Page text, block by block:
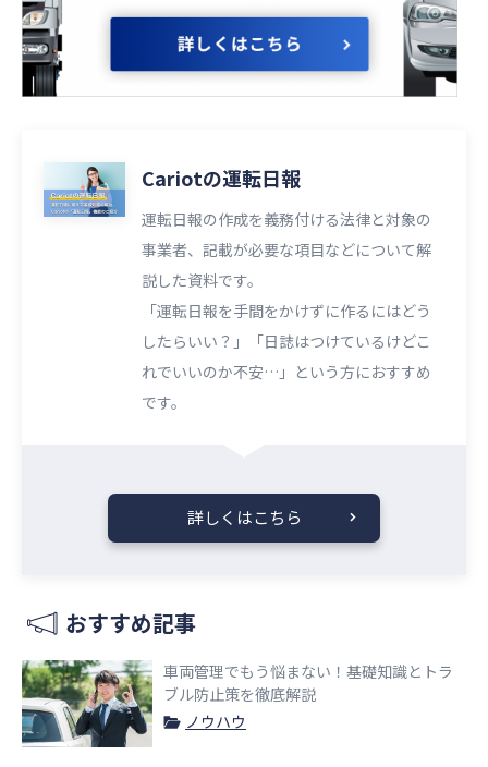
Cariotの運転日報
運転日報の作成を義務付ける法律と対象の
事業者、記載が必要な項目などについて解
説した資料です。
「運転日報を手間をかけずに作るにはどう
したらいい？」「日誌はつけているけどこ
れでいいのか不安…」という方におすすめ
です。
詳しくはこちら
おすすめ記事
車両管理でもう悩まない！基礎知識とトラ
ブル防止策を徹底解説
ノウハウ